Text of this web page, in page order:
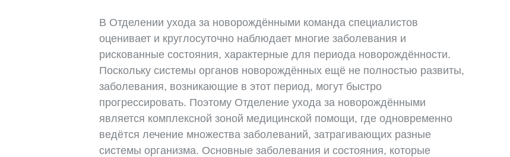
В Отделении ухода за новорождёнными команда специалистов
оценивает и круглосуточно наблюдает многие заболевания и
рискованные состояния, характерные для периода новорождённости.
Поскольку системы органов новорождённых ещё не полностью развиты,
заболевания, возникающие в этот период, могут быстро
прогрессировать. Поэтому Отделение ухода за новорождёнными
является комплексной зоной медицинской помощи, где одновременно
ведётся лечение множества заболеваний, затрагивающих разные
системы организма. Основные заболевания и состояния, которые